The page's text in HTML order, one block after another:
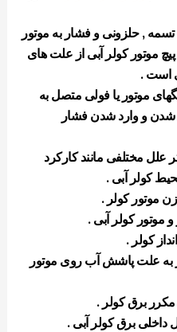
, حلزونی و فشار به موتور
موتور کولر آبی از علت های
است .
موتور یا فولی متصل به
شدن و وارد شدن فشار
علل مختلفی مانند کارکرد
کولر آبی .
موتور کولر .
کولر آبی .
کولر .
به علت پاشش آب روی موتور
برق کولر .
داخلی برق کولر آبی .